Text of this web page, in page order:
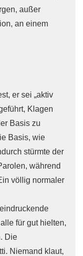
außer
an einem
er sei „aktiv
Klagen
Basis zu
Basis, wie
stürmte der
während
völlig normaler
für gut hielten,
Die
Niemand klaut,